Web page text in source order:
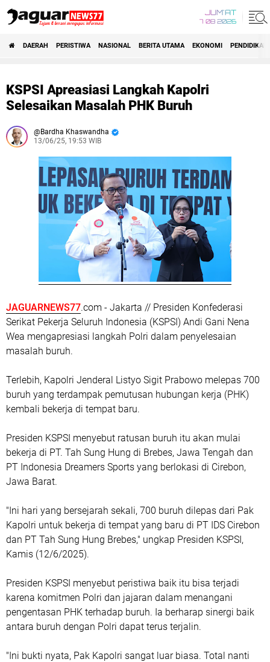
JUM'AT
7 08 2026
DAERAH PERISTIWA NASIONAL BERITA UTAMA EKONOMI PENDIDIKAN
KSPSI Apreasiasi Langkah Kapolri
Selesaikan Masalah PHK Buruh
Bardha Khaswandha
13/06/25, 19:53 WIB
JAGUARNEWS77.com - Jakarta // Presiden Konfederasi
Serikat Pekerja Seluruh Indonesia (KSPSI) Andi Gani Nena
Wea mengapresiasi langkah Polri dalam penyelesaian
masalah buruh.
Terlebih, Kapolri Jenderal Listyo Sigit Prabowo melepas 700
buruh yang terdampak pemutusan hubungan kerja (PHK)
kembali bekerja di tempat baru.
Presiden KSPSI menyebut ratusan buruh itu akan mulai
bekerja di PT. Tah Sung Hung di Brebes, Jawa Tengah dan
PT Indonesia Dreamers Sports yang berlokasi di Cirebon,
Jawa Barat.
"Ini hari yang bersejarah sekali, 700 buruh dilepas dari Pak
Kapolri untuk bekerja di tempat yang baru di PT IDS Cirebon
dan PT Tah Sung Hung Brebes," ungkap Presiden KSPSI,
Kamis (12/6/2025).
Presiden KSPSI menyebut peristiwa baik itu bisa terjadi
karena komitmen Polri dan jajaran dalam menangani
pengentasan PHK terhadap buruh. Ia berharap sinergi baik
antara buruh dengan Polri dapat terus terjalin.
"Ini bukti nyata, Pak Kapolri sangat luar biasa. Total nanti